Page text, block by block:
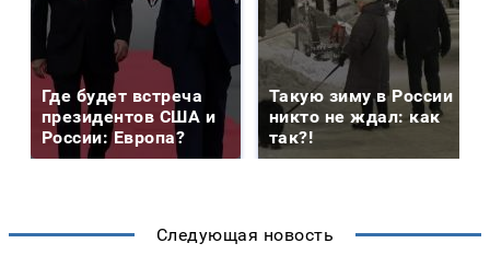
Где будет встреча
президентов США и
России: Европа?
Такую зиму в России
никто не ждал: как
так?!
Следующая новость